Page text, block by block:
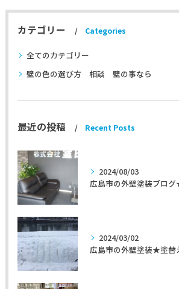
カテゴリー Categories
全てのカテゴリー
壁の色の選び方 相談 壁の事なら
最近の投稿 Recent Posts
2024/08/03
2024/03/02